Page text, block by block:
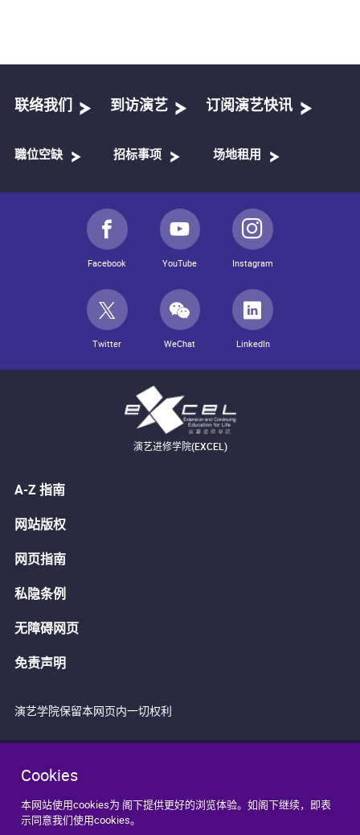
Cookies
本网站使用cookies为 阁下提供更好的浏览体验。如阁下继续，即表
示同意我们使用cookies。
联络我们 到访演艺 订阅演艺快讯
職位空缺 招标事项 场地租用
Facebook YouTube Instagram
Twitter WeChat LinkedIn
演艺进修学院(EXCEL)
A-Z 指南
网站版权
网页指南
私隐条例
无障碍网页
免责声明
演艺学院保留本网页内一切权利